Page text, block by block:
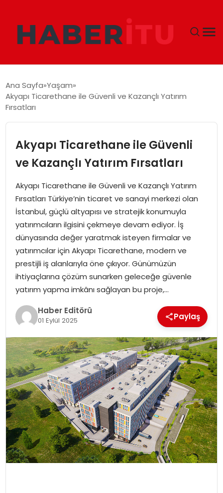
DÜNYA
SIYASET
TEKNOLOJI
EĞITIM
MAGAZIN
SPOR
YAŞAM
Ana Sayfa Yaşam
Akyapı Ticarethane ile Güvenli ve Kazançlı Yatırım
Fırsatları
Akyapı Ticarethane ile Güvenli
ve Kazançlı Yatırım Fırsatları
Akyapı Ticarethane ile Güvenli ve Kazançlı Yatırım
Fırsatları Türkiye’nin ticaret ve sanayi merkezi olan
İstanbul, güçlü altyapısı ve stratejik konumuyla
yatırımcıların ilgisini çekmeye devam ediyor. İş
dünyasında değer yaratmak isteyen firmalar ve
yatırımcılar için Akyapı Ticarethane, modern ve
prestijli iş alanlarıyla öne çıkıyor. Günümüzün
ihtiyaçlarına çözüm sunarken geleceğe güvenle
yatırım yapma imkânı sağlayan bu proje,…
Haber Editörü
01 Eylül 2025 Paylaş